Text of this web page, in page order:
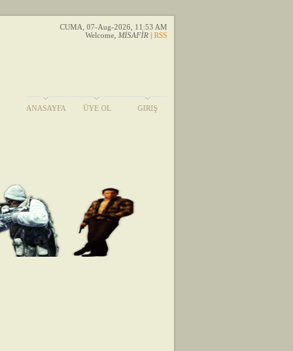
CUMA, 07-Aug-2026, 11:53 AM
Welcome MİSAFİR | RSS
ANASAYFA ÜYE OL GIRIŞ